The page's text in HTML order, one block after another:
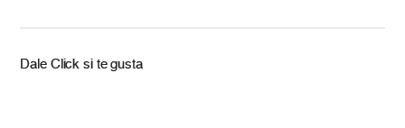
Dale Click si te gusta